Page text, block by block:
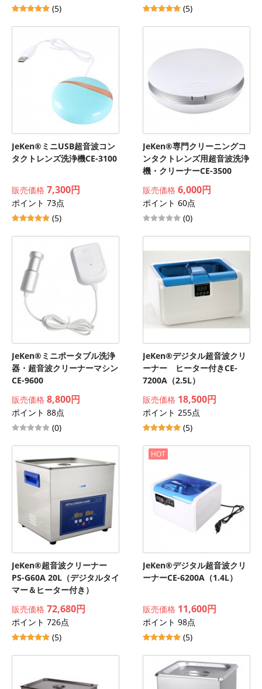
(5)
(5)
JeKen®ミニUSB超音波コン
タクトレンズ洗浄機CE-3100
販売価格 7,300円
ポイント 73点
(5)
JeKen®専門クリーニングコ
ンタクトレンズ用超音波洗浄
機・クリーナーCE-3500
販売価格 6,000円
ポイント 60点
(0)
JeKen®ミニポータブル洗浄
器・超音波クリーナーマシン
CE-9600
販売価格 8,800円
ポイント 88点
(0)
JeKen®デジタル超音波クリ
ーナー ヒーター付きCE-
7200A（2.5L）
販売価格 18,500円
ポイント 255点
(5)
JeKen®超音波クリーナー
PS-G60A 20L（デジタルタイ
マー＆ヒーター付き）
販売価格 72,680円
ポイント 726点
(5)
HOT
JeKen®デジタル超音波クリ
ーナーCE-6200A（1.4L）
販売価格 11,600円
ポイント 98点
(5)